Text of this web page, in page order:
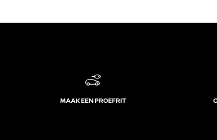
MAAK EEN PROEFRIT